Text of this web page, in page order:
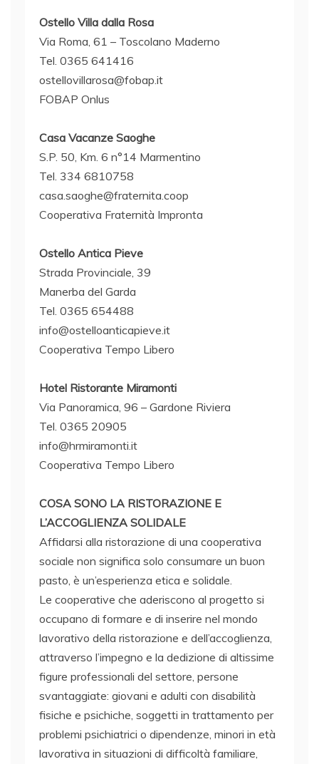
Ostello Villa dalla Rosa
Via Roma, 61 – Toscolano Maderno
Tel. 0365 641416
ostellovillarosa@fobap.it
FOBAP Onlus
Casa Vacanze Saoghe
S.P. 50, Km. 6 n°14 Marmentino
Tel. 334 6810758
casa.saoghe@fraternita.coop
Cooperativa Fraternità Impronta
Ostello Antica Pieve
Strada Provinciale, 39
Manerba del Garda
Tel. 0365 654488
info@ostelloanticapieve.it
Cooperativa Tempo Libero
Hotel Ristorante Miramonti
Via Panoramica, 96 – Gardone Riviera
Tel. 0365 20905
info@hrmiramonti.it
Cooperativa Tempo Libero
COSA SONO LA RISTORAZIONE E
L’ACCOGLIENZA SOLIDALE
Affidarsi alla ristorazione di una cooperativa
sociale non significa solo consumare un buon
pasto, è un’esperienza etica e solidale.
Le cooperative che aderiscono al progetto si
occupano di formare e di inserire nel mondo
lavorativo della ristorazione e dell’accoglienza,
attraverso l’impegno e la dedizione di altissime
figure professionali del settore, persone
svantaggiate: giovani e adulti con disabilità
fisiche e psichiche, soggetti in trattamento per
problemi psichiatrici o dipendenze, minori in età
lavorativa in situazioni di difficoltà familiare,